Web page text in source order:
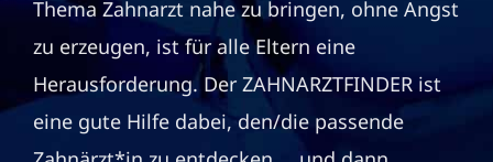
Thema Zahnarzt nahe zu bringen, ohne Angst
zu erzeugen, ist für alle Eltern eine
Herausforderung. Der ZAHNARZTFINDER ist
eine gute Hilfe dabei, den/die passende